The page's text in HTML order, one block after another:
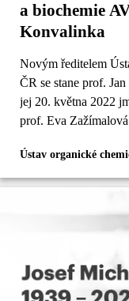
a biochemie
Konvalinka
Novým ředitelem
ČR se stane prof.
jej 20. května 2022
prof. Eva
Ústav organické